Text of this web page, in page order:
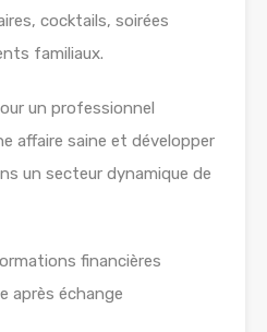
cocktails, soirées
familiaux.
un professionnel
affaire saine et développer
un secteur dynamique de
financières
après échange